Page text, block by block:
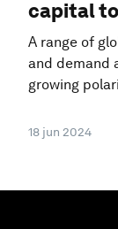
capital
A range of
and demand
growing
18 jun 2024